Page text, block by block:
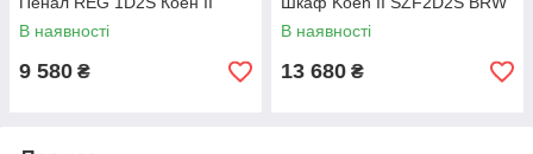
В наявності
9 580 ₴
В наявності
13 680 ₴